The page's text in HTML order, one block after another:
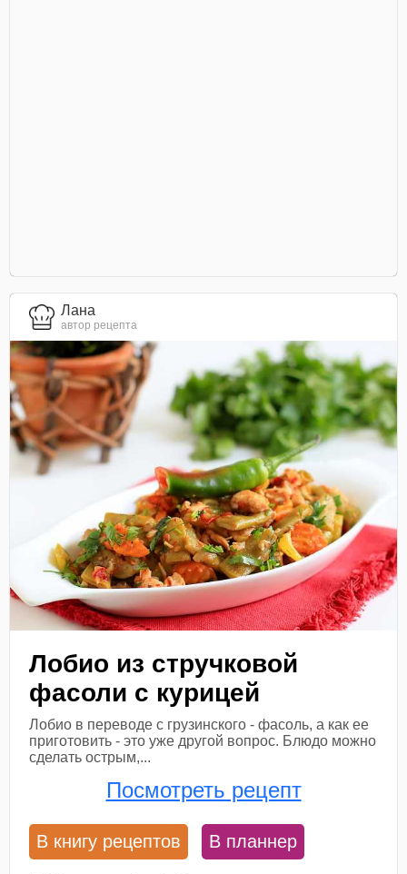
Лана
автор рецепта
Лобио из стручковой
фасоли с курицей
Лобио в переводе с грузинского - фасоль, а как ее
приготовить - это уже другой вопрос. Блюдо можно
сделать острым,...
Посмотреть рецепт
В книгу рецептов В планнер